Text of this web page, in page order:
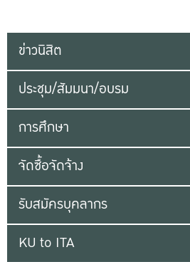
ข่าวนิสิต
ประชุม/สัมมนา/อบรม
การศึกษา
จัดซื้อจัดจ้าง
รับสมัครบุคลากร
KU to ITA